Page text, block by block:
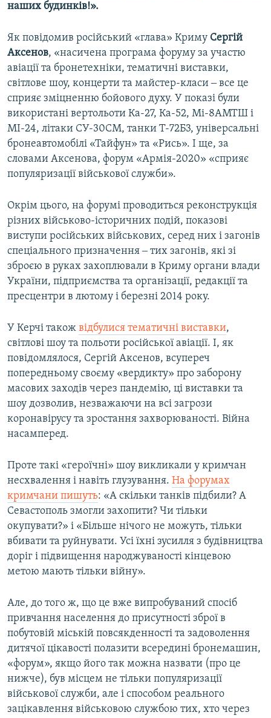
Усі сайти RFE/RL
наших будинків!».
Як повідомив російський «глава» Криму Сергій
Аксенов, «насичена програма форуму за участю
авіації та бронетехніки, тематичні виставки,
світлове шоу, концерти та майстер-класи ‒ все це
сприяє зміцненню бойового духу. У показі були
використані вертольоти Ка-27, Ка-52, Мі-8АМТШ і
МІ-24, літаки СУ-30СМ, танки Т-72Б3, універсальні
бронеавтомобілі «Тайфун» та «Рись». І ще, за
словами Аксенова, форум «Армія-2020» «сприяє
популяризації військової служби».
Окрім цього, на форумі проводиться реконструкція
різних військово-історичних подій, показові
виступи російських військових, серед них і загонів
спеціального призначення ‒ тих загонів, які зі
зброєю в руках захоплювали в Криму органи влади
України, підприємства та організації, редакції та
пресцентри в лютому і березні 2014 року.
У Керчі також відбулися тематичні виставки,
світлові шоу та польоти російської авіації. І, як
повідомлялося, Сергій Аксенов, всупереч
попередньому своєму «вердикту» про заборону
масових заходів через пандемію, ці виставки та
шоу дозволив, незважаючи на всі загрози
коронавірусу та зростання захворюваності. Війна
насамперед.
Проте такі «героїчні» шоу викликали у кримчан
несхвалення і навіть глузування. На форумах
кримчани пишуть: «А скільки танків підбили? А
Севастополь змогли захопити? Чи тільки
окупувати?» і «Більше нічого не можуть, тільки
вбивати та руйнувати. Усі їхні зусилля з будівництва
доріг і підвищення народжуваності кінцевою
метою мають тільки війну».
Але, до того ж, що це вже випробуваний спосіб
привчання населення до присутності зброї в
побутовій міській повсякденності та задоволення
дитячої цікавості полазити всередині бронемашин,
«форум», якщо його так можна назвати (про це
нижче), був місцем не тільки популяризації
військової служби, але і способом реального
зацікавлення військовою службою тих, хто через